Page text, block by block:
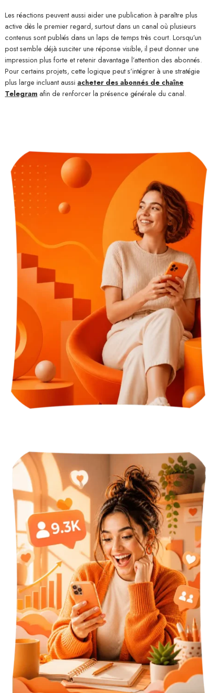
Les réactions peuvent aussi aider une publication à paraître plus
active dès le premier regard, surtout dans un canal où plusieurs
contenus sont publiés dans un laps de temps très court. Lorsqu’un
post semble déjà susciter une réponse visible, il peut donner une
impression plus forte et retenir davantage l’attention des abonnés.
Pour certains projets, cette logique peut s’intégrer à une stratégie
plus large incluant aussi acheter des abonnés de chaîne
Telegramafin de renforcer la présence générale du canal.